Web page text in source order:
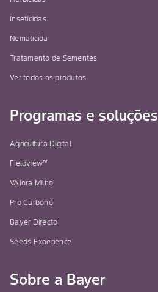
Inseticidas
Nematicida
Tratamento de Sementes
Ver todos os produtos
Programas e soluções
Agricultura Digital
Fieldview™
VAlora Milho
Pro Carbono
Bayer Directo
Seeds Experience
Sobre a Bayer